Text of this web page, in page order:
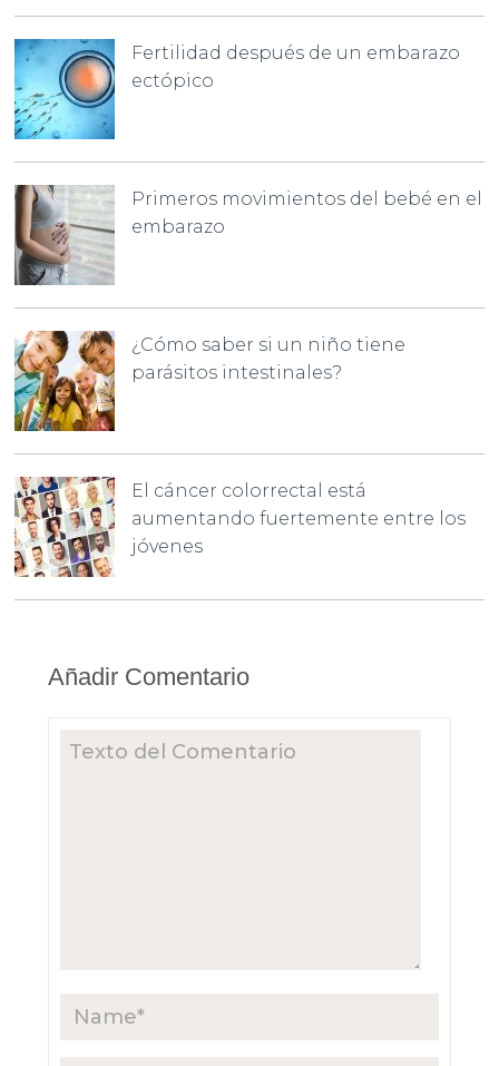
Fertilidad después de un embarazo
ectópico
Primeros movimientos del bebé en el
embarazo
¿Cómo saber si un niño tiene
parásitos intestinales?
El cáncer colorrectal está
aumentando fuertemente entre los
jóvenes
Añadir Comentario